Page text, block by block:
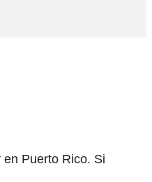
Puerto Rico. Si